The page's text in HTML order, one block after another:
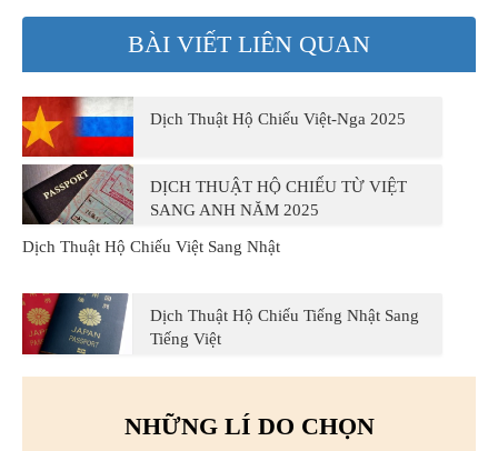
BÀI VIẾT LIÊN QUAN
Dịch Thuật Hộ Chiếu Việt-Nga 2025
DỊCH THUẬT HỘ CHIẾU TỪ VIỆT
SANG ANH NĂM 2025
Dịch Thuật Hộ Chiếu Việt Sang Nhật
Dịch Thuật Hộ Chiếu Tiếng Nhật Sang
Tiếng Việt
NHỮNG LÍ DO CHỌN